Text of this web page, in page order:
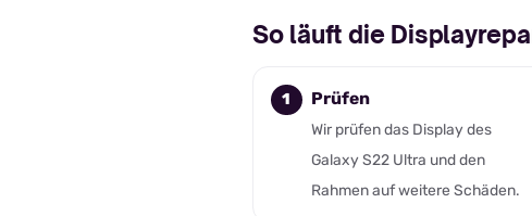
So läuft die
Prüfen
Wir prüfen das Display des
Galaxy S22 Ultra und den
Rahmen auf weitere Schäden.